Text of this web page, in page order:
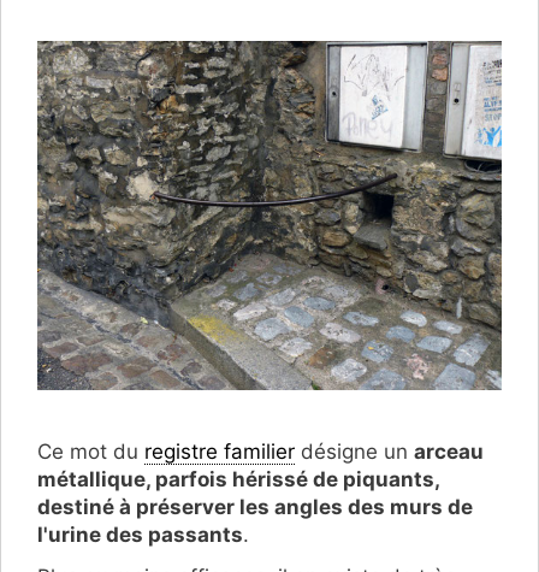
Ce mot du registre familier désigne un arceau
métallique, parfois hérissé de piquants,
destiné à préserver les angles des murs de
l'urine des passants.